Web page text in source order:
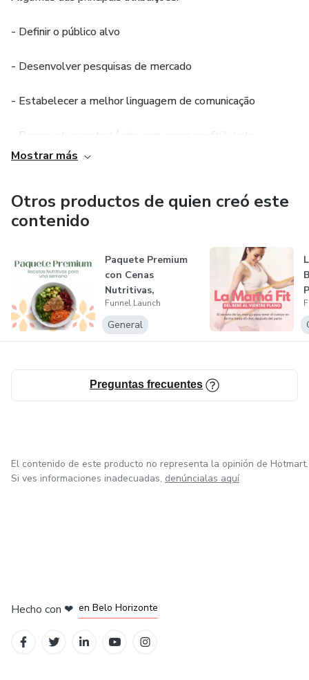
- Definir o público alvo
- Desenvolver pesquisas de mercado
- Estabelecer a melhor linguagem de comunicação
- Desenvolver estratégias para gerar credibilidade
- Gestão de mídias sociais
- Gestão de Tráfego
- Funil de e-mail marketing
- Desenvolvimento de site / blog para divulgação do
produto
Mostrar más
Otros productos de quien creó este
contenido
Paquete Premium
con Cenas
Nutritivas,
Deliciosos Postres
y A...
Funnel Launch
General
Preguntas frecuentes
El contenido de este producto no representa la opinión de Hotmart.
Si ves informaciones inadecuadas, denúncialas aquí
Hecho con ❤ en Belo Horizonte